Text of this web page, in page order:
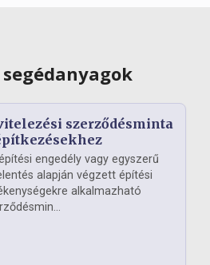
segédanyagok
szerződésminta
engedély vagy egyszerű
alapján végzett építési
alkalmazható